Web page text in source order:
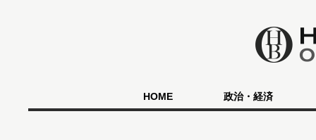
HOME 政治・経済